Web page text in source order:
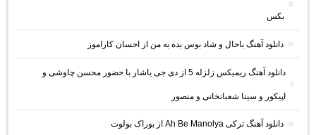
بکس
دانلود آهنگ باحال و شاد بوس بده به من از احسان کاراموز
دانلود آهنگ ریمیکس زلزله 5 از دی جی یاشار با حضور محسن چاوشی و
اپیکور و سینا شعبانخانی و منصور
دانلود آهنگ ترکی Ah Be Manolya از بوراک بولوت